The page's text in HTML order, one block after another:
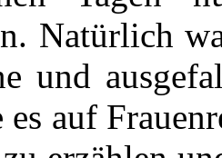
Natürlich
und
es auf